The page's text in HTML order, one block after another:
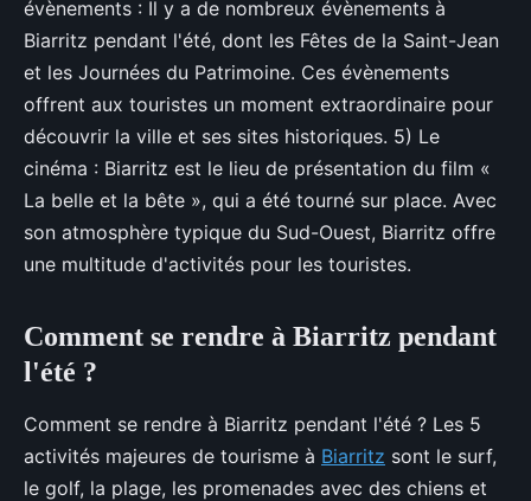
évènements : Il y a de nombreux évènements à
Biarritz pendant l'été, dont les Fêtes de la Saint-Jean
et les Journées du Patrimoine. Ces évènements
offrent aux touristes un moment extraordinaire pour
découvrir la ville et ses sites historiques. 5) Le
cinéma : Biarritz est le lieu de présentation du film «
La belle et la bête », qui a été tourné sur place. Avec
son atmosphère typique du Sud-Ouest, Biarritz offre
une multitude d'activités pour les touristes.
Comment se rendre à Biarritz pendant
l'été ?
Comment se rendre à Biarritz pendant l'été ? Les 5
activités majeures de tourisme à Biarritz sont le surf,
le golf, la plage, les promenades avec des chiens et